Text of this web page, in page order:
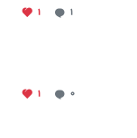
۱ ۱
۰ ۱